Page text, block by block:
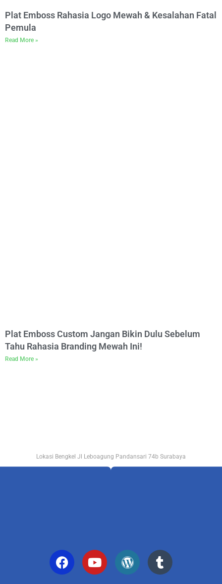
Plat Emboss Rahasia Logo Mewah & Kesalahan Fatal
Pemula
Read More »
Plat Emboss Custom Jangan Bikin Dulu Sebelum
Tahu Rahasia Branding Mewah Ini!
Read More »
Lokasi Bengkel Jl Leboagung Pandansari 74b Surabaya